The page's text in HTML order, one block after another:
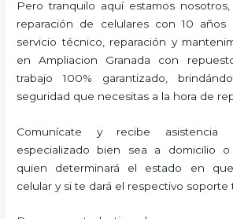
Pero tranquilo aquí estamos
reparación de celulares con 10 años
servicio técnico, reparación y
en Ampliacion Granada con
trabajo 100% garantizado,
seguridad que necesitas a la hora de
Comunícate y recibe
especializado bien sea a domicilio
quien determinará el estado en
celular y si te dará el respectivo soporte